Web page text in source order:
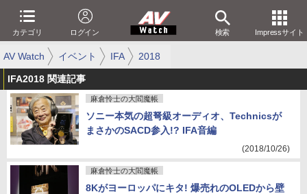
カテゴリ ログイン 検索 Impressサイト
AV Watch イベント IFA 2018
IFA2018 関連記事
麻倉怜士の大閻魔帳
ソニー本気の超弩級オーディオ、Technicsが
まさかのSACD参入!? IFA音編
(2018/10/26)
麻倉怜士の大閻魔帳
8Kがヨーロッパにキタ! 爆売れのOLEDから壁